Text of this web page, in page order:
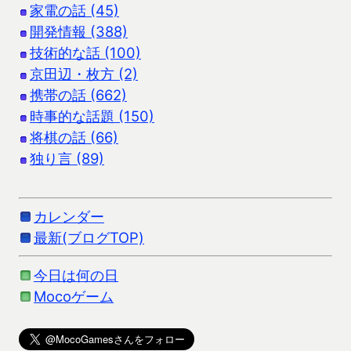
家電の話 (45)
開発情報 (388)
技術的な話 (100)
京田辺・枚方 (2)
携帯の話 (662)
時事的な話題 (150)
将棋の話 (66)
独り言 (89)
カレンダー
最新(ブログTOP)
今日は何の日
Mocoゲーム